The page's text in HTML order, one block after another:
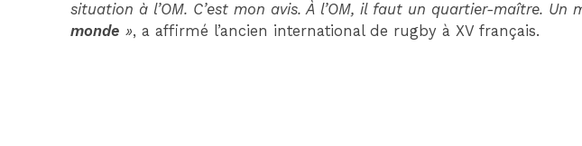
situation à l’OM. C’est mon avis. À l’OM, il faut un quartier-maître. Un
monde », a affirmé l’ancien international de rugby à XV français.